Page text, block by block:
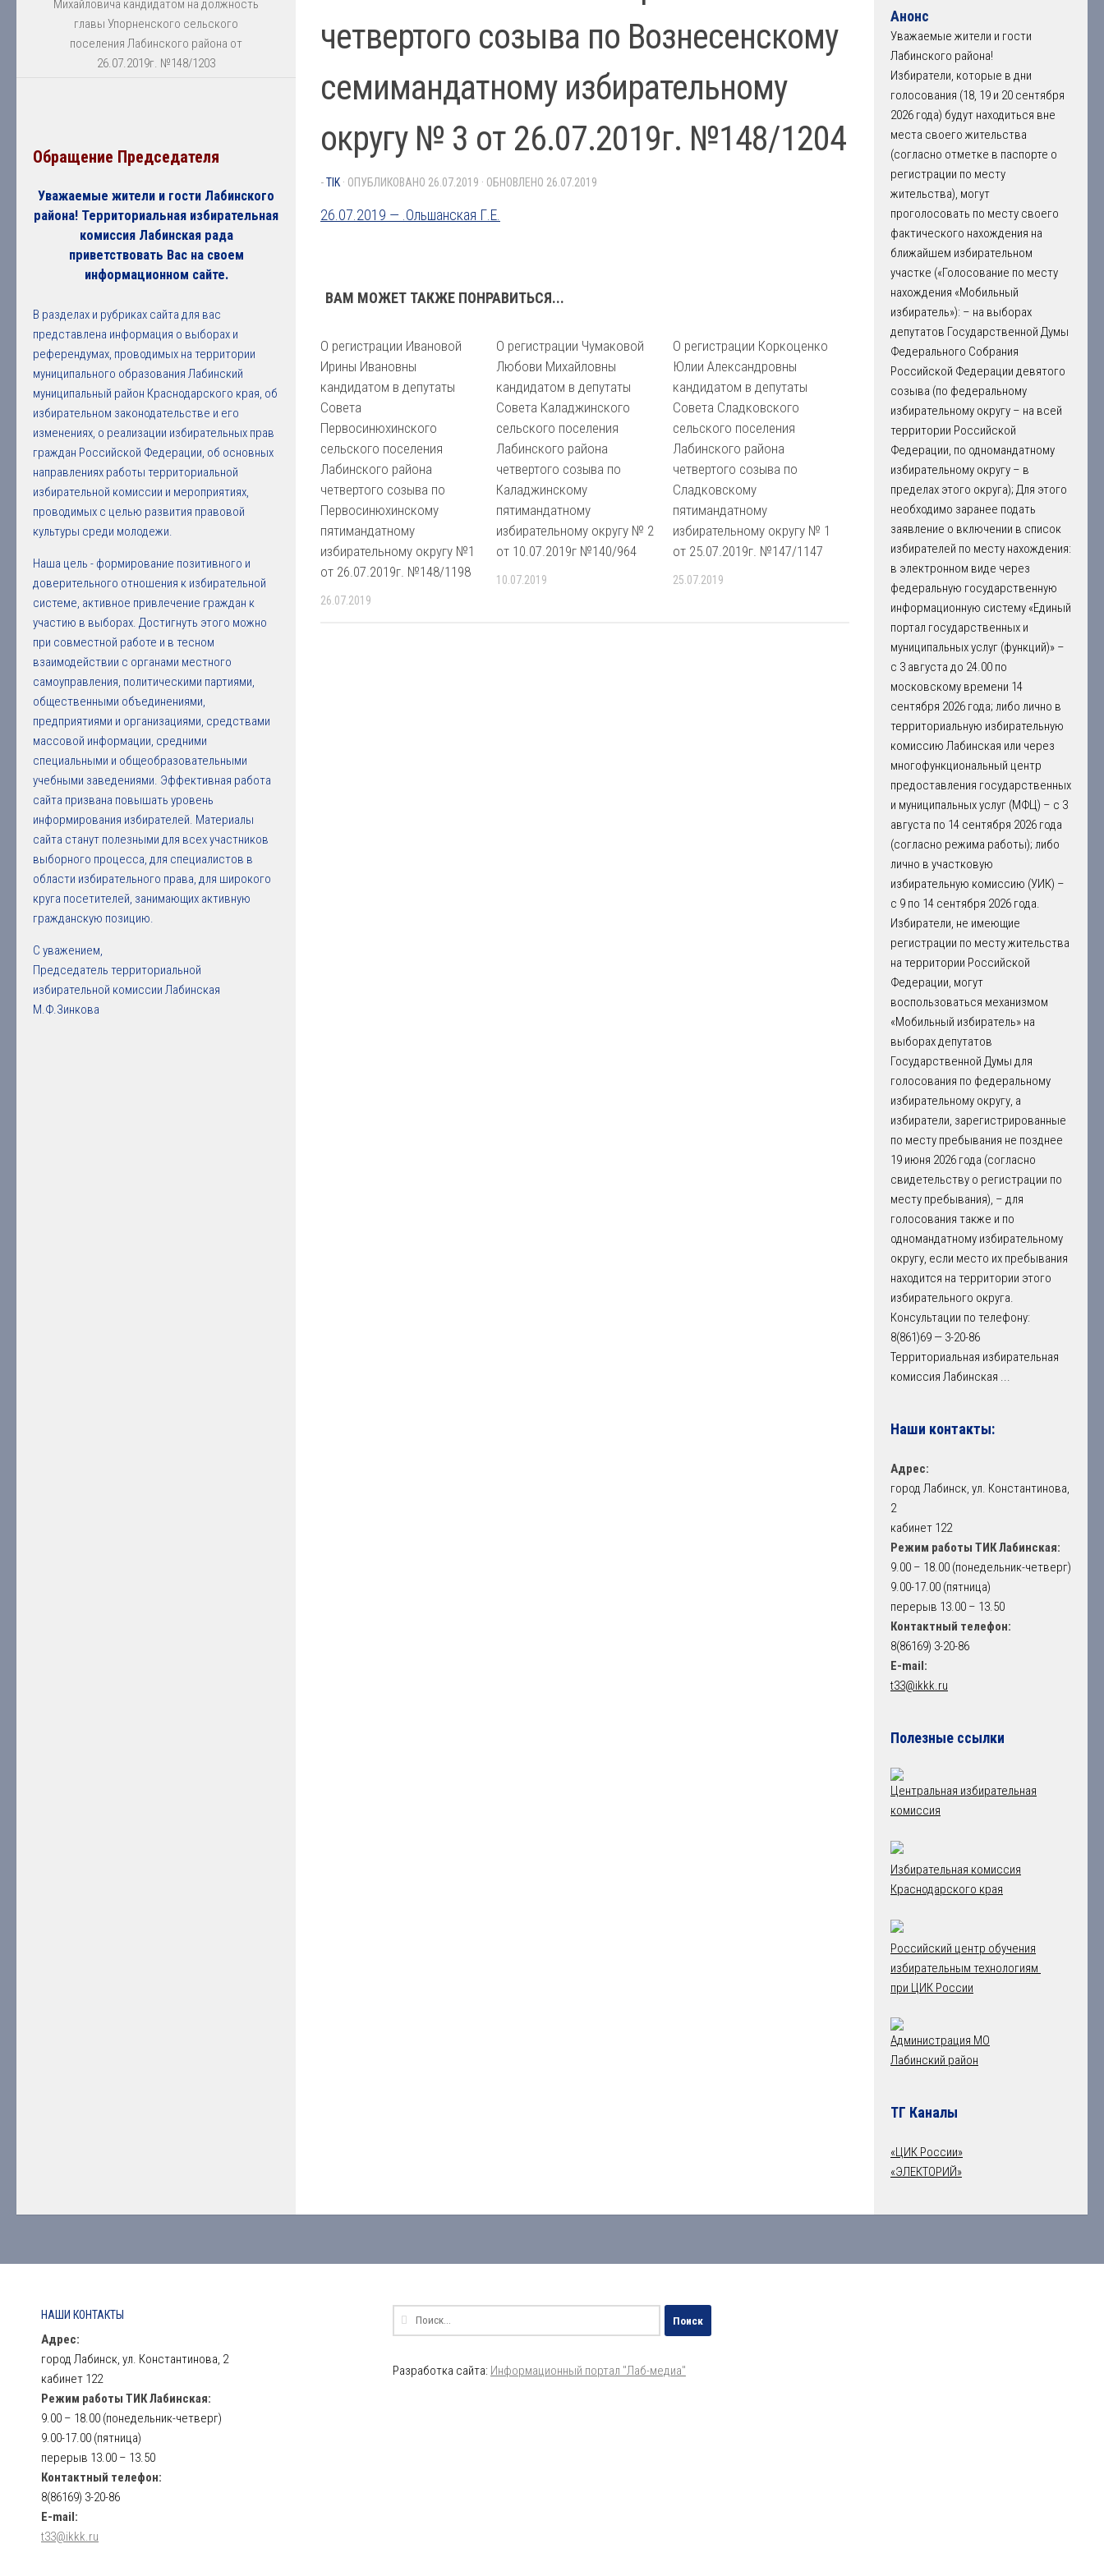
четвертого созыва по Вознесенскому
семимандатному избирательному
округу № 3 от 26.07.2019г. №148/1204
-TIK · ОПУБЛИКОВАНО 26.07.2019 · ОБНОВЛЕНО 26.07.2019
26.07.2019 — .Ольшанская Г.Е.
ВАМ МОЖЕТ ТАКЖЕ ПОНРАВИТЬСЯ...
О регистрации Ивановой
Ирины Ивановны
кандидатом в депутаты
Совета
Первосинюхинского
сельского поселения
Лабинского района
четвертого созыва по
Первосинюхинскому
пятимандатному
избирательному округу №1
от 26.07.2019г. №148/1198
26.07.2019
О регистрации Чумаковой
Любови Михайловны
кандидатом в депутаты
Совета Каладжинского
сельского поселения
Лабинского района
четвертого созыва по
Каладжинскому
пятимандатному
избирательному округу № 2
от 10.07.2019г №140/964
10.07.2019
О регистрации Коркоценко
Юлии Александровны
кандидатом в депутаты
Совета Сладковского
сельского поселения
Лабинского района
четвертого созыва по
Сладковскому
пятимандатному
избирательному округу № 1
от 25.07.2019г. №147/1147
25.07.2019
Михайловича кандидатом на должность
главы Упорненского сельского
поселения Лабинского района от
26.07.2019г. №148/1203
Обращение Председателя
Уважаемые жители и гости Лабинского
района! Территориальная избирательная
комиссия Лабинская рада
приветствовать Вас на своем
информационном сайте.
В разделах и рубриках сайта для вас
представлена информация о выборах и
референдумах, проводимых на территории
муниципального образования Лабинский
муниципальный район Краснодарского края, об
избирательном законодательстве и его
изменениях, о реализации избирательных прав
граждан Российской Федерации, об основных
направлениях работы территориальной
избирательной комиссии и мероприятиях,
проводимых с целью развития правовой
культуры среди молодежи.
Наша цель - формирование позитивного и
доверительного отношения к избирательной
системе, активное привлечение граждан к
участию в выборах. Достигнуть этого можно
при совместной работе и в тесном
взаимодействии с органами местного
самоуправления, политическими партиями,
общественными объединениями,
предприятиями и организациями, средствами
массовой информации, средними
специальными и общеобразовательными
учебными заведениями. Эффективная работа
сайта призвана повышать уровень
информирования избирателей. Материалы
сайта станут полезными для всех участников
выборного процесса, для специалистов в
области избирательного права, для широкого
круга посетителей, занимающих активную
гражданскую позицию.
С уважением,
Председатель территориальной
избирательной комиссии Лабинская
М.Ф.Зинкова
Анонс
Уважаемые жители и гости
Лабинского района!
Избиратели, которые в дни
голосования (18, 19 и 20 сентября
2026 года) будут находиться вне
места своего жительства
(согласно отметке в паспорте о
регистрации по месту
жительства), могут
проголосовать по месту своего
фактического нахождения на
ближайшем избирательном
участке («Голосование по месту
нахождения «Мобильный
избиратель»): – на выборах
депутатов Государственной Думы
Федерального Собрания
Российской Федерации девятого
созыва (по федеральному
избирательному округу – на всей
территории Российской
Федерации, по одномандатному
избирательному округу – в
пределах этого округа); Для этого
необходимо заранее подать
заявление о включении в список
избирателей по месту нахождения:
в электронном виде через
федеральную государственную
информационную систему «Единый
портал государственных и
муниципальных услуг (функций)» –
с 3 августа до 24.00 по
московскому времени 14
сентября 2026 года; либо лично в
территориальную избирательную
комиссию Лабинская или через
многофункциональный центр
предоставления государственных
и муниципальных услуг (МФЦ) – с 3
августа по 14 сентября 2026 года
(согласно режима работы); либо
лично в участковую
избирательную комиссию (УИК) –
с 9 по 14 сентября 2026 года.
Избиратели, не имеющие
регистрации по месту жительства
на территории Российской
Федерации, могут
воспользоваться механизмом
«Мобильный избиратель» на
выборах депутатов
Государственной Думы для
голосования по федеральному
избирательному округу, а
избиратели, зарегистрированные
по месту пребывания не позднее
19 июня 2026 года (согласно
свидетельству о регистрации по
месту пребывания), – для
голосования также и по
одномандатному избирательному
округу, если место их пребывания
находится на территории этого
избирательного округа.
Консультации по телефону:
8(861)69 — 3-20-86
Территориальная избирательная
комиссия Лабинская ...
Наши контакты:
Адрес:
город Лабинск, ул. Константинова,
2
кабинет 122
Режим работы ТИК Лабинская:
9.00 – 18.00 (понедельник-четверг)
9.00-17.00 (пятница)
перерыв 13.00 – 13.50
Контактный телефон:
8(86169) 3-20-86
E-mail:
t33@ikkk.ru
Полезные ссылки
Центральная избирательная
комиссия
Избирательная комиссия
Краснодарского края
Российский центр обучения
избирательным технологиям
при ЦИК России
Администрация МО
Лабинский район
ТГ Каналы
«ЦИК России»
«ЭЛЕКТОРИЙ»
НАШИ КОНТАКТЫ
Адрес:
город Лабинск, ул. Константинова, 2
кабинет 122
Режим работы ТИК Лабинская:
9.00 – 18.00 (понедельник-четверг)
9.00-17.00 (пятница)
перерыв 13.00 – 13.50
Контактный телефон:
8(86169) 3-20-86
E-mail:
t33@ikkk.ru
Найти:
Разработка сайта: Информационный портал "Лаб-медиа"